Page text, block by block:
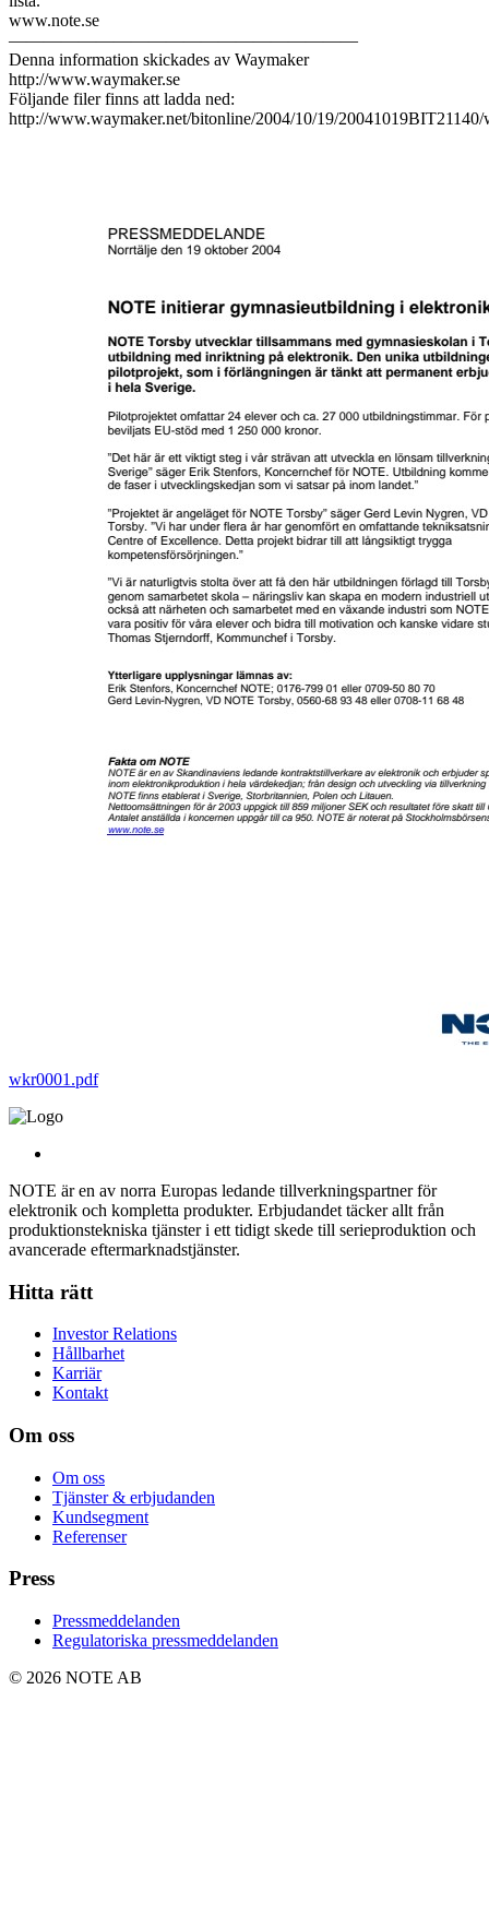
www.note.se
————————————————————
Denna information skickades av Waymaker
http://www.waymaker.se
Följande filer finns att ladda ned:
http://www.waymaker.net/bitonline/2004/10/19/
wkr0001.pdf
NOTE är en av norra Europas ledande tillverkningspartner för
elektronik och kompletta produkter. Erbjudandet täcker allt från
produktionstekniska tjänster i ett tidigt skede till serieproduktion och
avancerade eftermarknadstjänster.
Hitta rätt
Investor Relations
Hållbarhet
Karriär
Kontakt
Om oss
Om oss
Tjänster & erbjudanden
Kundsegment
Referenser
Press
Pressmeddelanden
Regulatoriska pressmeddelanden
© 2026 NOTE AB